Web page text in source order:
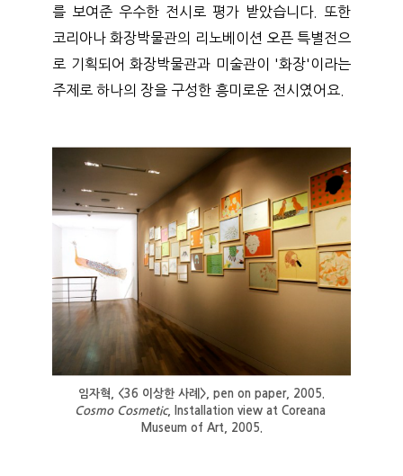
를 보여준 우수한 전시로 평가 받았습니다. 또한
코리아나 화장박물관의 리노베이션 오픈 특별전으
로 기획되어 화장박물관과 미술관이 '화장'이라는
주제로 하나의 장을 구성한 흥미로운 전시였어요.
임자혁, <36 이상한 사례>, pen on paper, 2005.
Cosmo Cosmetic, Installation view at Coreana
Museum of Art, 2005.